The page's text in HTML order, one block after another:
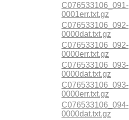
C076533106_091-
0001err.txt.gz
C076533106_092-
0000dat.txt.gz
C076533106_092-
0000err.txt.gz
C076533106_093-
0000dat.txt.gz
C076533106_093-
0000err.txt.gz
C076533106_094-
0000dat.txt.gz